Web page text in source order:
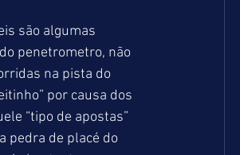
são algumas
penetrometro, não
na pista do
por causa dos
“tipo de apostas”
pedra de placé do